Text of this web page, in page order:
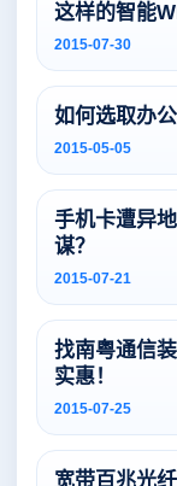
这样的智能
2015-07-30
如何选取办
2015-05-05
手机卡遭异
谋？
2015-07-21
找南粤通信
实惠！
2015-07-25
宽带百兆光